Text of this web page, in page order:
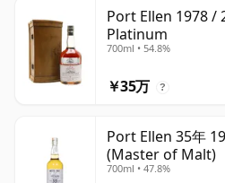
Port Ellen 1978 /
Platinum
700ml • 54.8%
￥35万 ?
Port Ellen 35年
(Master of Malt)
700ml • 47.8%